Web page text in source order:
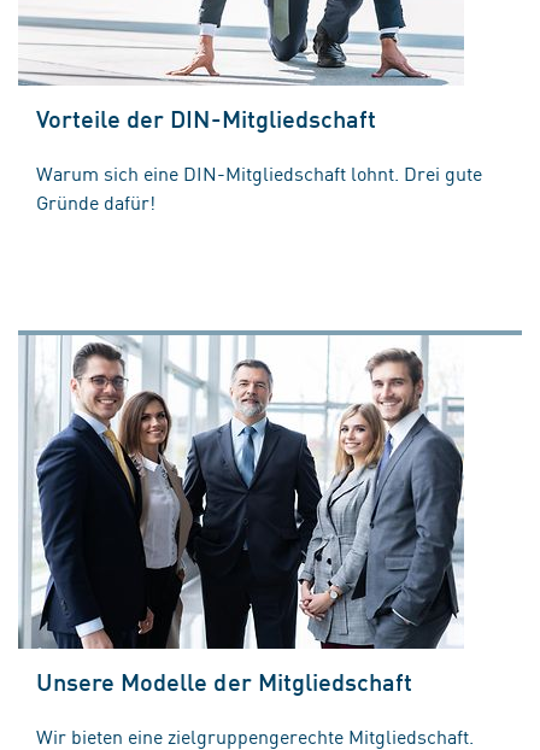
Vorteile der DIN-Mitgliedschaft
Warum sich eine DIN-Mitgliedschaft lohnt. Drei gute
Gründe dafür!
Unsere Modelle der Mitgliedschaft
Wir bieten eine zielgruppengerechte Mitgliedschaft.